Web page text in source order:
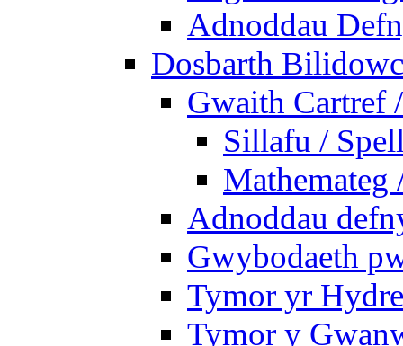
Adnoddau
Dosbarth
Gwaith Cartref
Sillafu /
Mathemateg
Adnoddau
Gwybodaeth
Tymor yr
Tymor y